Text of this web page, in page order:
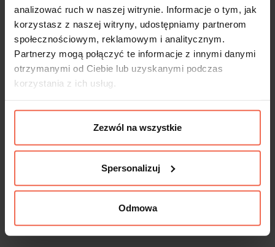
analizować ruch w naszej witrynie. Informacje o tym, jak
korzystasz z naszej witryny, udostępniamy partnerom
społecznościowym, reklamowym i analitycznym.
Partnerzy mogą połączyć te informacje z innymi danymi
otrzymanymi od Ciebie lub uzyskanymi podczas
korzystania z ich usług.
Zezwól na wszystkie
Spersonalizuj
Odmowa
Egger - Próbka H1142 ST36 DĄB
SACRAMENTO BRĄZOWY 300x200x18
9,99 zł